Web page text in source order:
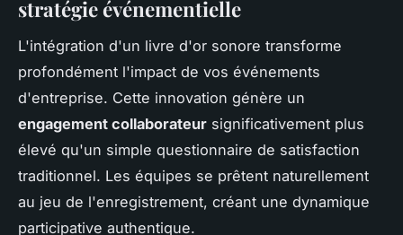
stratégie événementielle
L'intégration d'un livre d'or sonore transforme
profondément l'impact de vos événements
d'entreprise. Cette innovation génère un
engagement collaborateur significativement plus
élevé qu'un simple questionnaire de satisfaction
traditionnel. Les équipes se prêtent naturellement
au jeu de l'enregistrement, créant une dynamique
participative authentique.